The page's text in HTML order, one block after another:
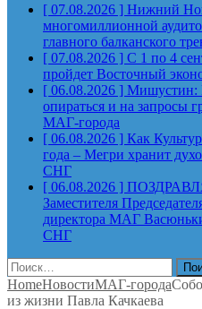
[ 07.08.2026 ] Нижний
многомиллионной
главного балканского
[ 07.08.2026 ] С 1 по 4
пройдет Восточный
[ 06.08.2026 ] Мишустин:
опираться и на запросы
МАГ-города
[ 06.08.2026 ] Как
года – Мегри хранит
СНГ
[ 06.08.2026 ]
Заместителя
директора МАГ
СНГ
Найти:
HomeНовостиМАГ-города
из жизни Павла Качкаева